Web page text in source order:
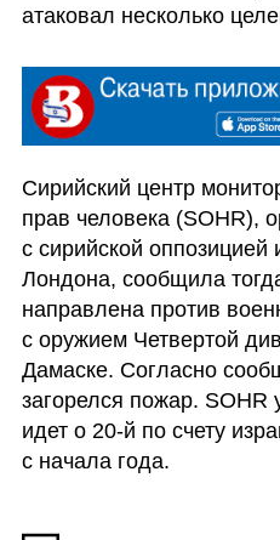
атаковал несколько
Сирийский центр
прав человека (SOHR),
с сирийской
Лондона, сообщила
направлена против
с оружием Четвертой
Дамаске. Согласно
загорелся пожар. SOHR
идет о 20-й по счету
с начала года.